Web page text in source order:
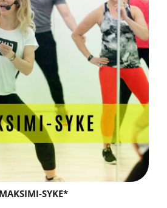
SYKE*